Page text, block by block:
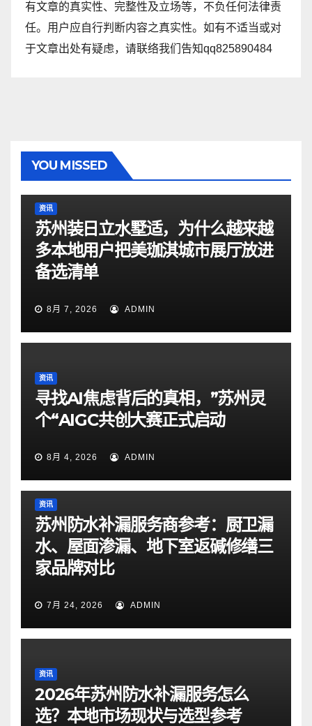
有文章的真实性、完整性及立场等，不负任何法律责
任。用户应自行判断内容之真实性。如有不适当或对
于文章出处有疑虑，请联络我们告知qq825890484
YOU MISSED
资讯
苏州装日立水墅适，为什么越来越
多本地用户把美珈淇城市展厅放进
备选清单
8月 7, 2026 ADMIN
资讯
寻找AI焦虑背后的真相，”苏州灵
个“AIGC共创大赛正式启动
8月 4, 2026 ADMIN
资讯
苏州防水补漏服务商参考：厨卫漏
水、屋面渗漏、地下室返碱修缮三
家品牌对比
7月 24, 2026 ADMIN
资讯
2026年苏州防水补漏服务怎么
选？本地市场现状与选型参考